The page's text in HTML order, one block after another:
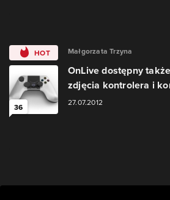
HOT
36
Małgorzata Trzyna
OnLive dostępny
zdjęcia kontrolera i
27.07.2012